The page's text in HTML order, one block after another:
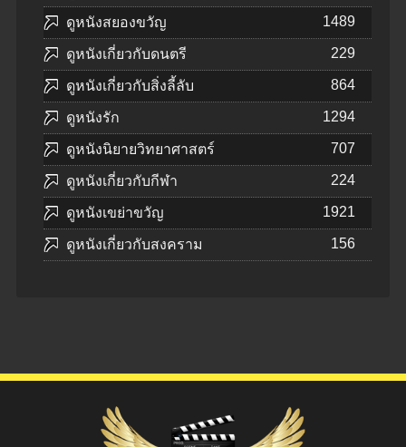
ดูหนังสยองขวัญ 1489
ดูหนังเกี่ยวกับดนตรี 229
ดูหนังเกี่ยวกับสิ่งลี้ลับ 864
ดูหนังรัก 1294
ดูหนังนิยายวิทยาศาสตร์ 707
ดูหนังเกี่ยวกับกีฬา 224
ดูหนังเขย่าขวัญ 1921
ดูหนังเกี่ยวกับสงคราม 156